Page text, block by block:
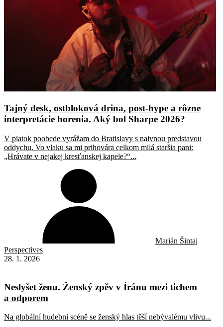
Tajný desk, ostbloková drina, post-hype a rôzne
interpretácie horenia. Aký bol Sharpe 2026?
V piatok poobede vyrážam do Bratislavy s naivnou predstavou
oddychu. Vo vlaku sa mi prihovára celkom milá staršia pani:
„Hrávate v nejakej kresťanskej kapele?“...
Marián Šintaj
Perspectives
28. 1. 2026
Neslyšet ženu. Ženský zpěv v Íránu mezi tichem
a odporem
Na globální hudební scéně se ženský hlas těší nebývalému vlivu...